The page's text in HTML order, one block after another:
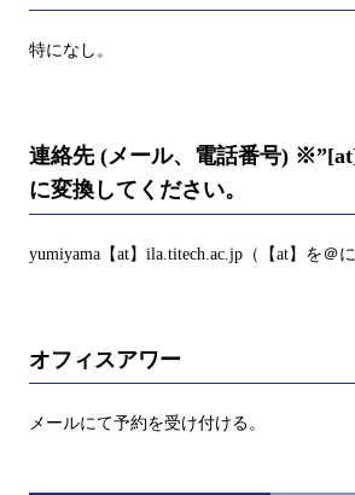
特になし。
連絡先 (メール、電話番号)
に変換してください。
yumiyama【at】ila.titech.ac.jp（【at】を＠
オフィスアワー
メールにて予約を受け付ける。